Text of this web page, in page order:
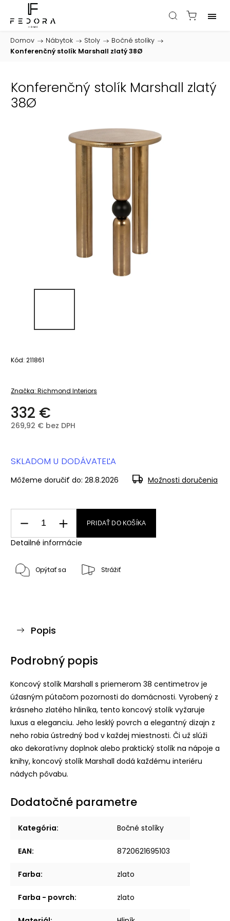
Domov / Nábytok / Stoly / Bočné stolíky /
Konferenčný stolík Marshall zlatý 38Ø
Konferenčný stolík Marshall zlatý
38Ø
Kód: 211861
Značka: Richmond Interiors
332 €
269,92 € bez DPH
SKLADOM U DODÁVATEĽA
Môžeme doručiť do: 28.8.2026 Možnosti doručenia
PRIDAŤ DO KOŠÍKA
Detailné informácie
Opýtať sa Strážiť
Popis
Podrobný popis
Koncový stolík Marshall s priemerom 38 centimetrov je
úžasným pútačom pozornosti do domácnosti. Vyrobený z
krásneho zlatého hliníka, tento koncový stolík vyžaruje
luxus a eleganciu. Jeho lesklý povrch a elegantný dizajn z
neho robia ústredný bod v každej miestnosti. Či už slúži
ako dekoratívny doplnok alebo praktický stolík na nápoje a
knihy, koncový stolík Marshall dodá každému interiéru
nádych pôvabu.
Dodatočné parametre
Kategória: Bočné stolíky
EAN: 8720621695103
Farba: zlato
Farba - povrch: zlato